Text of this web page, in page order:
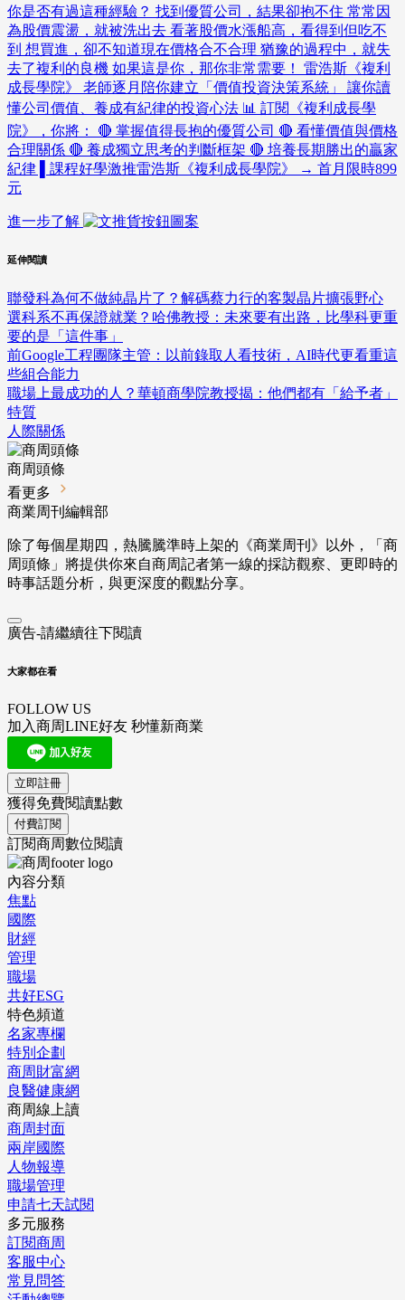
你是否有過這種經驗？ 找到優質公司，結果卻抱不住 常常因
為股價震盪，就被洗出去 看著股價水漲船高，看得到但吃不
到 想買進，卻不知道現在價格合不合理 猶豫的過程中，就失
去了複利的良機 如果這是你，那你非常需要！ 雷浩斯《複利
成長學院》 老師逐月陪你建立「價值投資決策系統」 讓你讀
懂公司價值、養成有紀律的投資心法 📊 訂閱《複利成長學
院》，你將： 🔴 掌握值得長抱的優質公司 🔴 看懂價值與價格
合理關係 🔴 養成獨立思考的判斷框架 🔴 培養長期勝出的贏家
紀律 ▌課程好學激推雷浩斯《複利成長學院》 → 首月限時899
元
進一步了解
延伸閱讀
聯發科為何不做純晶片了？解碼蔡力行的客製晶片擴張野心
選科系不再保證就業？哈佛教授：未來要有出路，比學科更重
要的是「這件事」
前Google工程團隊主管：以前錄取人看技術，AI時代更看重這
些組合能力
職場上最成功的人？華頓商學院教授揭：他們都有「給予者」
特質
人際關係
商周頭條
看更多
商業周刊編輯部
除了每個星期四，熱騰騰準時上架的《商業周刊》以外，「商
周頭條」將提供你來自商周記者第一線的採訪觀察、 更即時的
時事話題分析，與更深度的觀點分享。
廣告-請繼續往下閱讀
大家都在看
FOLLOW US
加入商周LINE好友 秒懂新商業
立即註冊
獲得免費閱讀點數
付費訂閱
訂閱商周數位閱讀
內容分類
焦點
國際
財經
管理
職場
共好ESG
特色頻道
名家專欄
特別企劃
商周財富網
良醫健康網
商周線上讀
商周封面
兩岸國際
人物報導
職場管理
申請七天試閱
多元服務
訂閱商周
客服中心
常見問答